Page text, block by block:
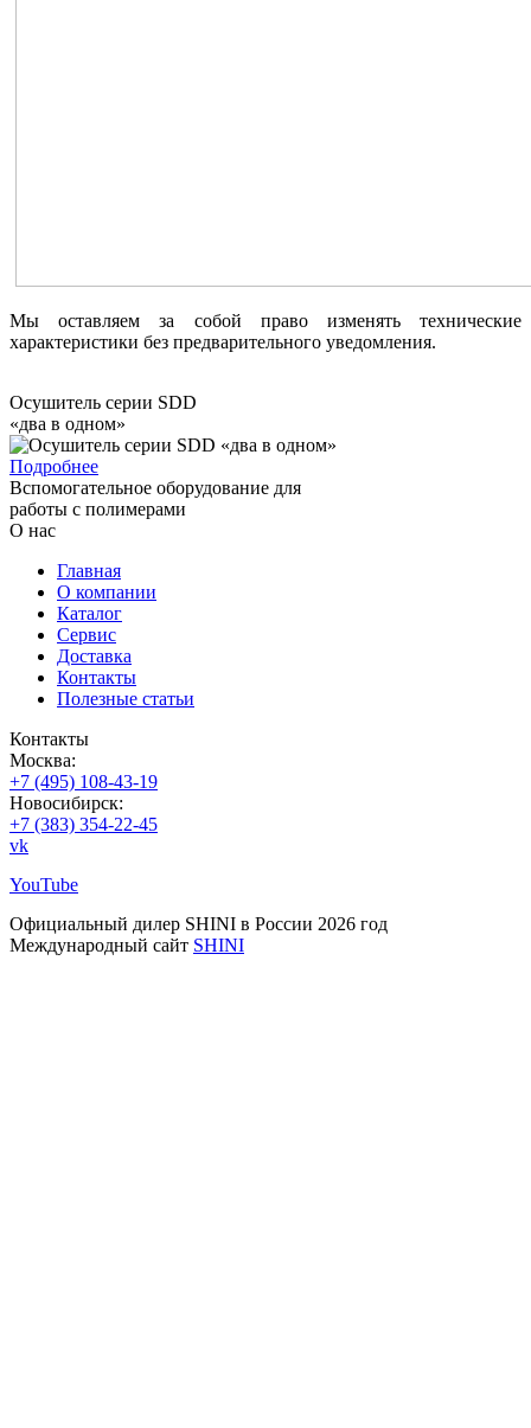
Мы оставляем за собой право изменять технические
характеристики без предварительного уведомления.
Осушитель серии SDD
«два в одном»
Подробнее
Вспомогательное оборудование для
работы с полимерами
О нас
Главная
О компании
Каталог
Сервис
Доставка
Контакты
Полезные статьи
Контакты
Москва:
+7 (495) 108-43-19
Новосибирск:
+7 (383) 354-22-45
vk
YouTube
Официальный дилер SHINI в России 2026 год
Международный сайт SHINI